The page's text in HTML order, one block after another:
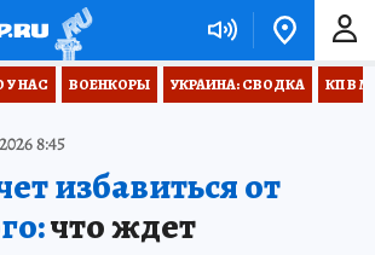
У НАС ВОЕНКОРЫ УКРАИНА: СВОДКА КП В
8:45
избавиться от
что ждет